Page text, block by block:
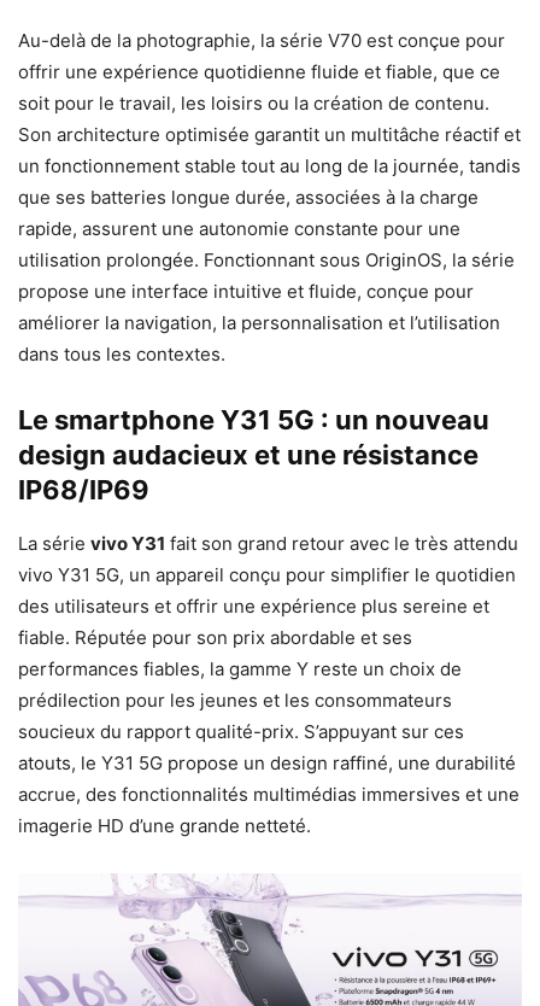
Au-delà de la photographie, la série V70 est conçue pour
offrir une expérience quotidienne fluide et fiable, que ce
soit pour le travail, les loisirs ou la création de contenu.
Son architecture optimisée garantit un multitâche réactif et
un fonctionnement stable tout au long de la journée, tandis
que ses batteries longue durée, associées à la charge
rapide, assurent une autonomie constante pour une
utilisation prolongée. Fonctionnant sous OriginOS, la série
propose une interface intuitive et fluide, conçue pour
améliorer la navigation, la personnalisation et l’utilisation
dans tous les contextes.
Le smartphone Y31 5G : un nouveau
design audacieux et une résistance
IP68/IP69
La série vivo Y31 fait son grand retour avec le très attendu
vivo Y31 5G, un appareil conçu pour simplifier le quotidien
des utilisateurs et offrir une expérience plus sereine et
fiable. Réputée pour son prix abordable et ses
performances fiables, la gamme Y reste un choix de
prédilection pour les jeunes et les consommateurs
soucieux du rapport qualité-prix. S’appuyant sur ces
atouts, le Y31 5G propose un design raffiné, une durabilité
accrue, des fonctionnalités multimédias immersives et une
imagerie HD d’une grande netteté.